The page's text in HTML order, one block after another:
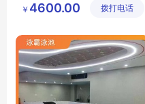
婴幼儿水育早教设备
乐设备有
￥ 4600.00 拨打电话